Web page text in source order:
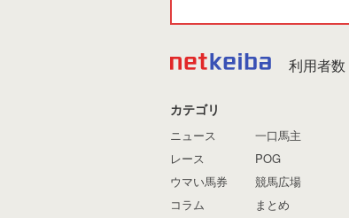
利用者数
カテゴリ
ニュース
レース
ウマい馬券
コラム
一口馬主
POG
競馬広場
まとめ